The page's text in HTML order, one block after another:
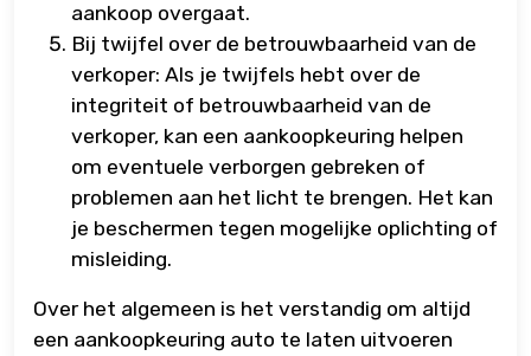
aankoop overgaat.
Bij twijfel over de betrouwbaarheid van de
verkoper: Als je twijfels hebt over de
integriteit of betrouwbaarheid van de
verkoper, kan een aankoopkeuring helpen
om eventuele verborgen gebreken of
problemen aan het licht te brengen. Het kan
je beschermen tegen mogelijke oplichting of
misleiding.
Over het algemeen is het verstandig om altijd
een aankoopkeuring auto te laten uitvoeren